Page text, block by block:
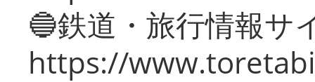
🔵鉄道・旅行情報サ
https://